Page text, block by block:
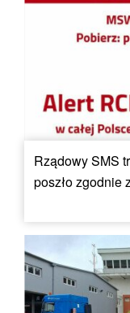
Rządowy SMS
poszło zgodnie